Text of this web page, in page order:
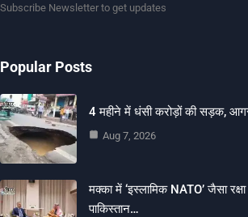
Subscribe Newsletter to get updates
Popular Posts
4 महीने में धंसी करोड़ों की सड़क,
Aug 7, 2026
मक्का में ‘इस्लामिक NATO’ जैसा
पाकिस्तान…